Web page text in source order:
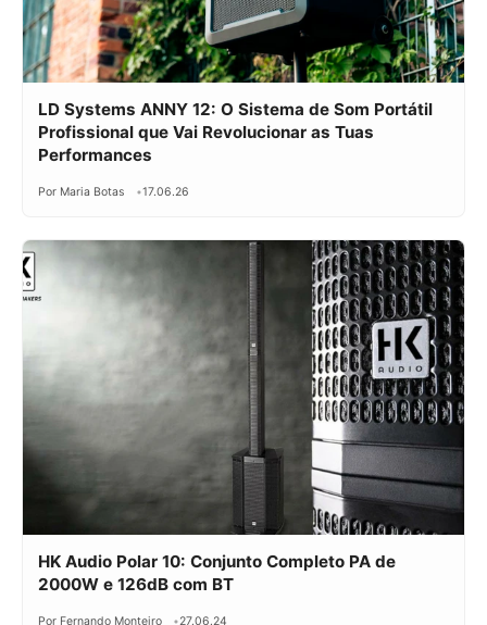
LD Systems ANNY 12: O Sistema de Som Portátil
Profissional que Vai Revolucionar as Tuas
Performances
Por Maria Botas 17.06.26
HK Audio Polar 10: Conjunto Completo PA de
2000W e 126dB com BT
Por Fernando Monteiro 27.06.24